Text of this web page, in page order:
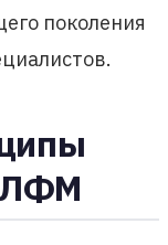
поколения